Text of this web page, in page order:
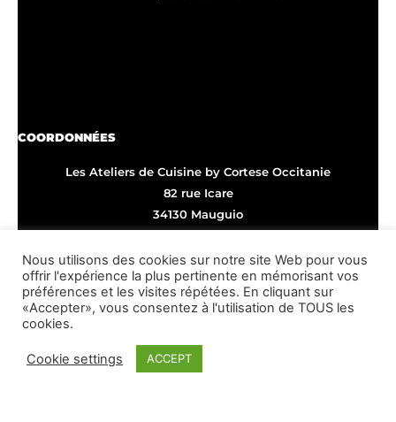
COORDONNÉES
Les Ateliers de Cuisine by Cortese Occitanie
82 rue Icare
34130 Mauguio
Contactez-nous
Notre Communauté
Nous utilisons des cookies sur notre site Web pour vous
offrir l'expérience la plus pertinente en mémorisant vos
préférences et les visites répétées. En cliquant sur
«Accepter», vous consentez à l'utilisation de TOUS les
cookies.
Cookie settings ACCEPT